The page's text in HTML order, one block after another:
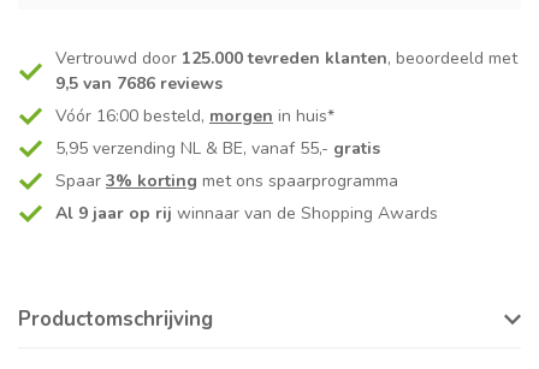
Vertrouwd door 125.000 tevreden klanten, beoordeeld met
9,5 van 7686 reviews
Vóór 16:00 besteld, morgen in huis*
5,95 verzending NL & BE, vanaf 55,- gratis
Spaar 3% korting met ons spaarprogramma
Al 9 jaar op rij winnaar van de Shopping Awards
Productomschrijving